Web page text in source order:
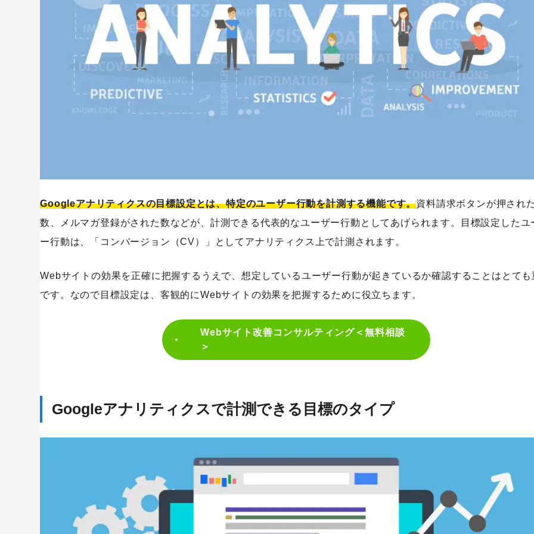
目標到達プロセスの設定をONにする
目標到達プロセスとは？設定方法も紹介
数値の確認や分析をしっかりと行う
Googleアナリティクスの目標設定まとめ
Googleアナリティクスの目標設定とは、特定のユーザー行動を計測する機能です。資料請求ボタンが押され
数、メルマガ登録がされた数などが、計測できる代表的なユーザー行動としてあげられます。目標設定したユ
ー行動は、「コンバージョン（CV）」としてアナリティクス上で計測されます。
Webサイトの効果を正確に把握するうえで、想定しているユーザー行動が起きているか確認することはとても
です。なので目標設定は、客観的にWebサイトの効果を把握するために役立ちます。
Webサイト改善コンサルティング＜無料相談
＞
Googleアナリティクスで計測できる目標のタイプ